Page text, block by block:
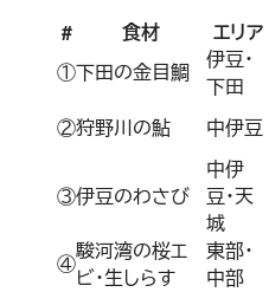
#
食材 エリア
①下田の金目鯛
伊豆・
下田
②狩野川の鮎 中伊豆
③伊豆のわさび
中伊
豆・天
城
④駿河湾の桜エ
ビ・生しらす
東部・
中部